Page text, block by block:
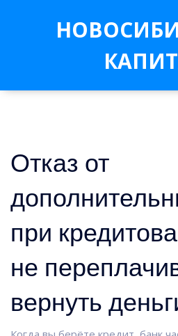
Отказ от
при
не
вернуть